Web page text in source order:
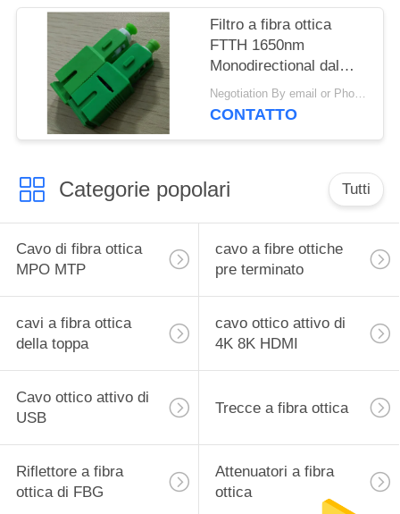
Filtro a fibra ottica
FTTH 1650nm
Monodirectional dal
riflettore della grata
FBG
Negotiation By email or Phone Call MOQ:Dire di MOQ è 10pcs
CONTATTO
Categorie popolari Tutti
Cavo di fibra ottica
MPO MTP
cavo a fibre ottiche
pre terminato
cavi a fibra ottica
della toppa
cavo ottico attivo di
4K 8K HDMI
Cavo ottico attivo di
USB
Trecce a fibra ottica
Riflettore a fibra
ottica di FBG
Attenuatori a fibra
ottica